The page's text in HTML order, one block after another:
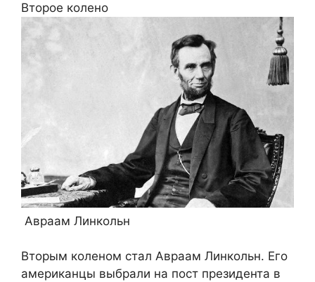
Второе колено
Авраам Линкольн
Вторым коленом стал Авраам Линкольн. Его
американцы выбрали на пост президента в